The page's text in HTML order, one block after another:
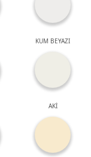
KUM BEYAZI
AKİ